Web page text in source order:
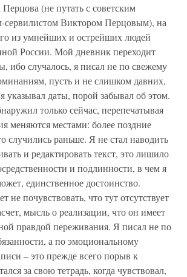
(не путать с советским
сервилистом Виктором Перцовым), на
из умнейших и острейших людей
России. Мой дневник переходит
ибо случалось, я писал не по свежему
пусть и не слишком давних,
указывал даты, порой забывал об этом.
только сейчас, перепечатывая
меняются местами: более поздние
случились раньше. Я не стал наводить
и редактировать текст, это лишило
и подлинности, в чем я
единственное достоинство.
не почувствовать, что тут отсутствует
мысль о реализации, что он имеет
правдой переживания. Я писал не по
а по эмоциональному
– это прежде всего порыв к
за свою тетрадь, когда чувствовал,